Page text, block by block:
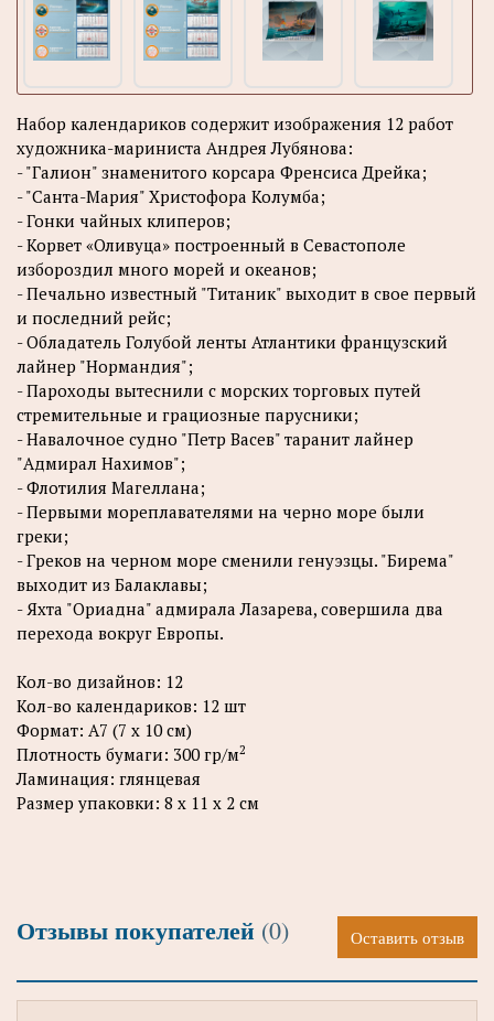
Набор календариков содержит изображения 12 работ
художника-мариниста Андрея Лубянова:
- "Галион" знаменитого корсара Френсиса Дрейка;
- "Санта-Мария" Христофора Колумба;
- Гонки чайных клиперов;
- Корвет «Оливуца» построенный в Севастополе
избороздил много морей и океанов;
- Печально известный "Титаник" выходит в свое первый
и последний рейс;
- Обладатель Голубой ленты Атлантики французский
лайнер "Нормандия";
- Пароходы вытеснили с морских торговых путей
стремительные и грациозные парусники;
- Навалочное судно "Петр Васев" таранит лайнер
"Адмирал Нахимов";
- Флотилия Магеллана;
- Первыми мореплавателями на черно море были
греки;
- Греков на черном море сменили генуэзцы. "Бирема"
выходит из Балаклавы;
- Яхта "Ориадна" адмирала Лазарева, совершила два
перехода вокруг Европы.
Кол-во дизайнов: 12
Кол-во календариков: 12 шт
Формат: А7 (7 x 10 см)
Плотность бумаги: 300 гр/м2
Ламинация: глянцевая
Размер упаковки: 8 x 11 x 2 см
Отзывы покупателей (0) Оставить отзыв